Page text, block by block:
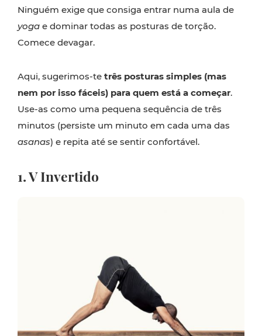
Ninguém exige que consiga entrar numa aula de
yoga e dominar todas as posturas de torção.
Comece devagar.
Aqui, sugerimos-te três posturas simples (mas
nem por isso fáceis) para quem está a começar.
Use-as como uma pequena sequência de três
minutos (persiste um minuto em cada uma das
asanas) e repita até se sentir confortável.
1. V Invertido